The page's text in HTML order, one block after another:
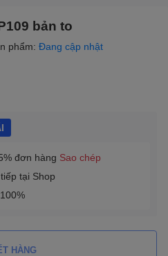
bản to
phẩm: Đang cập nhật
đơn hàng Sao chép
tại Shop
HÀNG